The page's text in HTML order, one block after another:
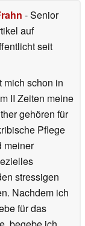
- Senior
auf
seit
mich schon in
II Zeiten meine
gehören für
Pflege
meiner
stressigen
Nachdem ich
für das